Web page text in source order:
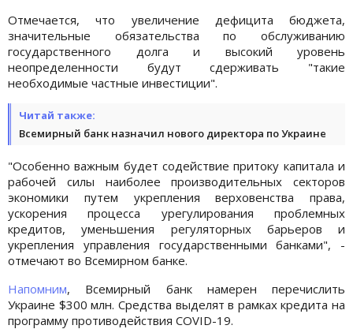
Отмечается, что увеличение дефицита бюджета,
значительные обязательства по обслуживанию
государственного долга и высокий уровень
неопределенности будут сдерживать "такие
необходимые частные инвестиции".
Читай также:
Всемирный банк назначил нового директора по Украине
"Особенно важным будет содействие притоку капитала и
рабочей силы наиболее производительных секторов
экономики путем укрепления верховенства права,
ускорения процесса урегулирования проблемных
кредитов, уменьшения регуляторных барьеров и
укрепления управления государственными банками", -
отмечают во Всемирном банке.
Напомним, Всемирный банк намерен перечислить
Украине $300 млн. Средства выделят в рамках кредита на
программу противодействия COVID-19.